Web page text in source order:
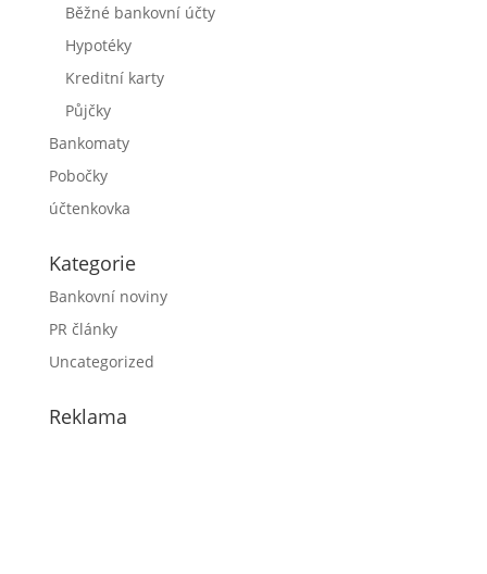
Běžné bankovní účty
Hypotéky
Kreditní karty
Půjčky
Bankomaty
Pobočky
účtenkovka
Kategorie
Bankovní noviny
PR články
Uncategorized
Reklama